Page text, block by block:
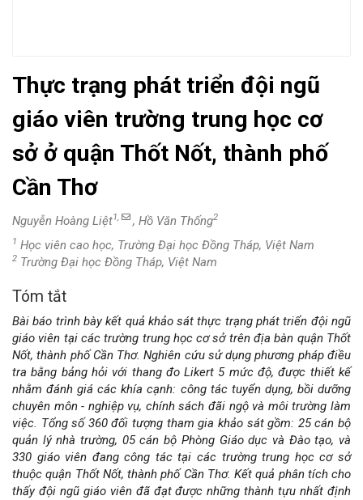
Thực trạng phát triển đội ngũ
giáo viên trường trung học cơ
sở ở quận Thốt Nốt, thành phố
Cần Thơ
Nguyễn Hoàng Liệt1, , Hồ Văn Thống2
1 Học viên cao học, Trường Đại học Đồng Tháp, Việt Nam
2 Trường Đại học Đồng Tháp, Việt Nam
Nội
dung
chính
của
bài
viết
Tóm tắt
Bài báo trình bày kết quả khảo sát thực trạng phát triển đội ngũ
giáo viên tại các trường trung học cơ sở trên địa bàn quận Thốt
Nốt, thành phố Cần Thơ. Nghiên cứu sử dụng phương pháp điều
tra bằng bảng hỏi với thang đo Likert 5 mức độ, được thiết kế
nhằm đánh giá các khía cạnh: công tác tuyển dụng, bồi dưỡng
chuyên môn - nghiệp vụ, chính sách đãi ngộ và môi trường làm
việc. Tổng số 360 đối tượng tham gia khảo sát gồm: 25 cán bộ
quản lý nhà trường, 05 cán bộ Phòng Giáo dục và Đào tạo, và
330 giáo viên đang công tác tại các trường trung học cơ sở
thuộc quận Thốt Nốt, thành phố Cần Thơ. Kết quả phân tích cho
thấy đội ngũ giáo viên đã đạt được những thành tựu nhất định